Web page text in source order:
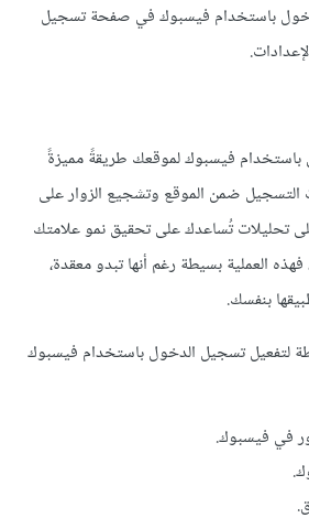
باستخدام فيسبوك في صفحة تسجيل
فيسبوك لموقعك طريقةً مميزةً
التسجيل ضمن الموقع وتشجيع الزوار على
تحليلات تُساعدك على تحقيق نمو علامتك
فهذه العملية بسيطة رغم أنها تبدو معقدة،
بنفسك.
لتفعيل تسجيل الدخول باستخدام فيسبوك
في فيسبوك.